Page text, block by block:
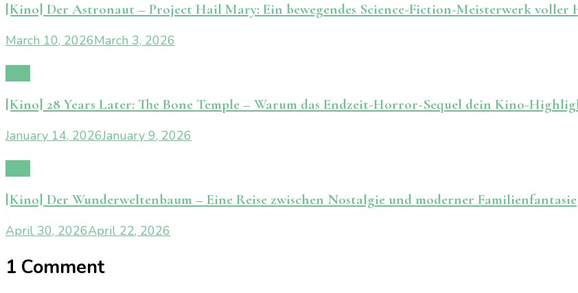
[Kino] Der Astronaut – Project Hail Mary: Ein bewegendes Science-Fiction-Meisterwerk voller
March 10, 2026March 3, 2026
[Kino] 28 Years Later: The Bone Temple – Warum das Endzeit-Horror-Sequel dein Kino-
January 14, 2026January 9, 2026
[Kino] Der Wunderweltenbaum – Eine Reise zwischen Nostalgie und moderner Familienfantasie
April 30, 2026April 22, 2026
1 Comment